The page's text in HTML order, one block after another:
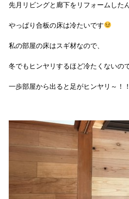
先月リビングと廊下をリフォームした
やっぱり合板の床は冷たいです
私の部屋の床はスギ材なので、
冬でもヒンヤリするほど冷たくないの
一歩部屋から出ると足がヒンヤリ～！！